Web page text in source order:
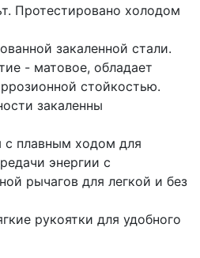
Протестировано холодом
закаленной стали.
- матовое, обладает
стойкостью.
закаленны
с плавным ходом для
энергии с
рычагов для легкой и без
рукоятки для удобного